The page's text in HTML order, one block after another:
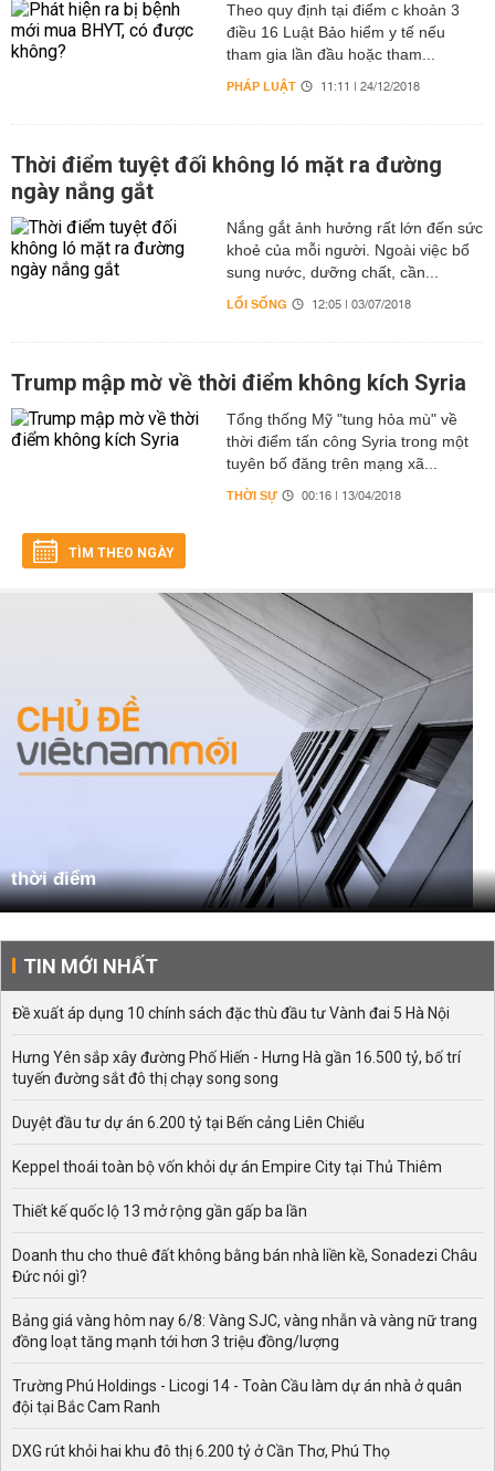
Theo quy định tại điểm c khoản 3
điều 16 Luật Bảo hiểm y tế nếu
tham gia lần đầu hoặc tham...
PHÁP LUẬT 11:11 | 24/12/2018
Thời điểm tuyệt đối không ló mặt ra đường
ngày nắng gắt
Nắng gắt ảnh hưởng rất lớn đến sức
khoẻ của mỗi người. Ngoài việc bổ
sung nước, dưỡng chất, cần...
LỐI SỐNG 12:05 | 03/07/2018
Trump mập mờ về thời điểm không kích Syria
Tổng thống Mỹ "tung hỏa mù" về
thời điểm tấn công Syria trong một
tuyên bố đăng trên mạng xã...
THỜI SỰ 00:16 | 13/04/2018
TÌM THEO NGÀY
thời điểm
TIN MỚI NHẤT
Đề xuất áp dụng 10 chính sách đặc thù đầu tư Vành đai 5 Hà Nội
Hưng Yên sắp xây đường Phố Hiến - Hưng Hà gần 16.500 tỷ, bố trí
tuyến đường sắt đô thị chạy song song
Duyệt đầu tư dự án 6.200 tỷ tại Bến cảng Liên Chiểu
Keppel thoái toàn bộ vốn khỏi dự án Empire City tại Thủ Thiêm
Thiết kế quốc lộ 13 mở rộng gần gấp ba lần
Doanh thu cho thuê đất không bằng bán nhà liền kề, Sonadezi Châu
Đức nói gì?
Bảng giá vàng hôm nay 6/8: Vàng SJC, vàng nhẫn và vàng nữ trang
đồng loạt tăng mạnh tới hơn 3 triệu đồng/lượng
Trường Phú Holdings - Licogi 14 - Toàn Cầu làm dự án nhà ở quân
đội tại Bắc Cam Ranh
DXG rút khỏi hai khu đô thị 6.200 tỷ ở Cần Thơ, Phú Thọ